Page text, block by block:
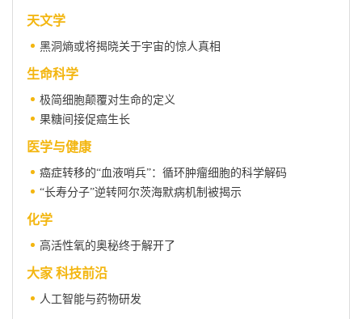
天文学
黑洞熵或将揭晓关于宇宙的惊人真相
生命科学
极简细胞颠覆对生命的定义
果糖间接促癌生长
医学与健康
癌症转移的“血液哨兵”：循环肿瘤细胞的科学解码
“长寿分子”逆转阿尔茨海默病机制被揭示
化学
高活性氧的奥秘终于解开了
大家 科技前沿
人工智能与药物研发